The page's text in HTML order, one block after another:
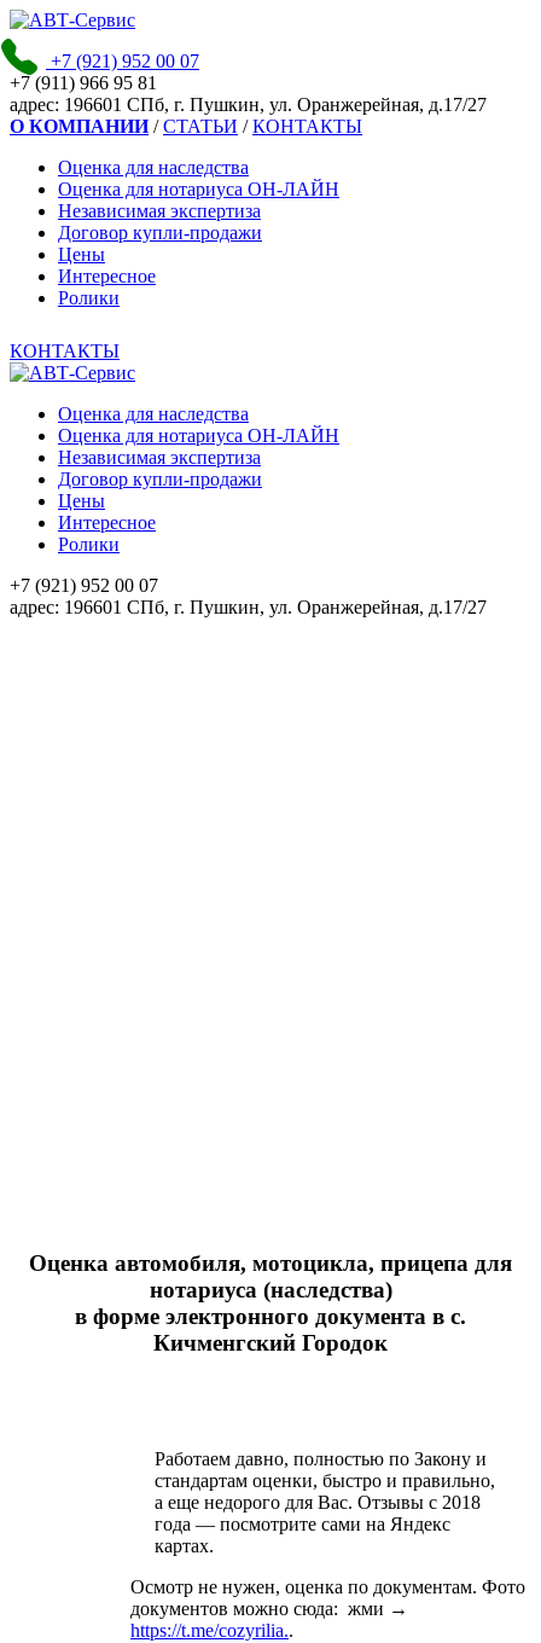
+7 (921) 952 00 07
+7 (911) 966 95 81
адpec: 196601 СПб, г. Пушкин, ул. Оранжерейная, д.17/27
О КОМПАНИИ/СТАТЬИ /КОНТАКТЫ
Оценка для наследства
Оценка для нотариуса ОН-ЛАЙН
Независимая экспертиза
Договор купли-продажи
Цены
Интересное
Ролики
КОНТАКТЫ
Оценка для наследства
Оценка для нотариуса ОН-ЛАЙН
Независимая экспертиза
Договор купли-продажи
Цены
Интересное
Ролики
+7 (921) 952 00 07
адpec: 196601 СПб, г. Пушкин, ул. Оранжерейная, д.17/27
Оценка автомобиля, мотоцикла, прицепа для
нотариуса (наследства)
в форме электронного документа в с.
Кичменгский Городок
Работаем давно, полностью по Закону и
стандартам оценки, быстро и правильно,
а еще недорого для Вас. Отзывы с 2018
года — посмотрите сами на Яндекс
картах.
Осмотр не нужен, оценка по документам. Фото
документов можно сюда: жми →
https://t.me/cozyrilia..